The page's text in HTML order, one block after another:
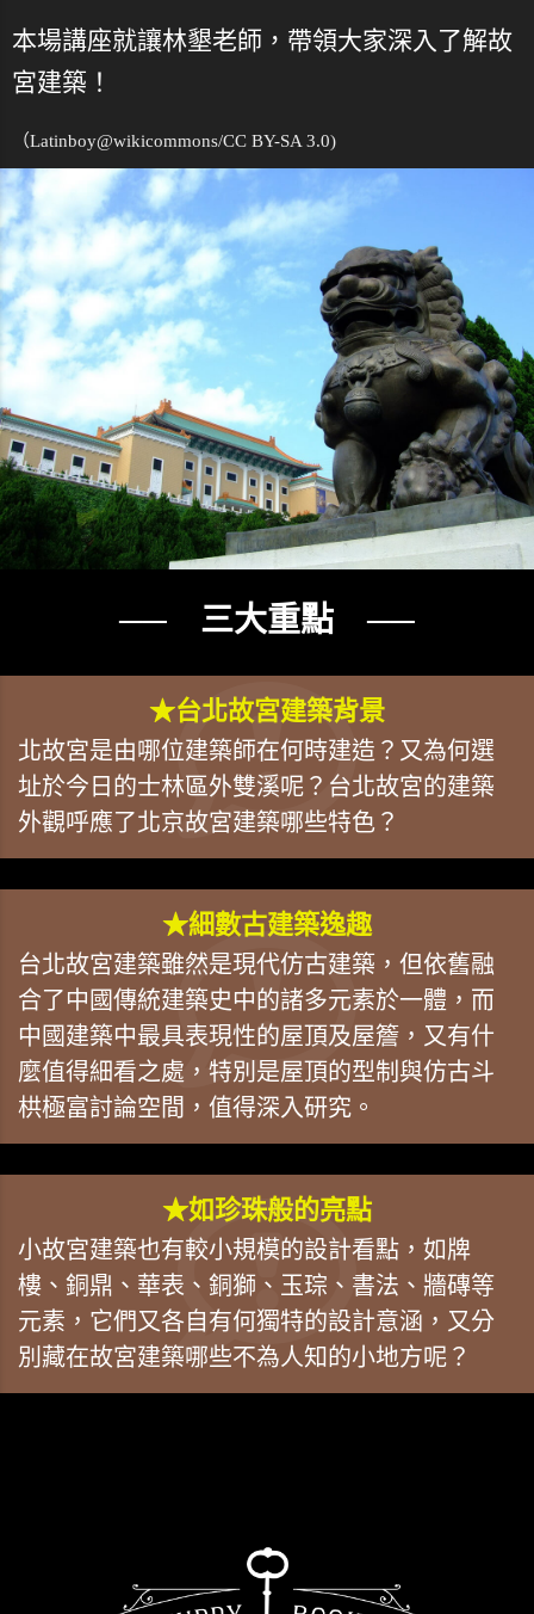
本場講座就讓林墾老師，帶領大家深入了解故
宮建築！
（Latinboy@wikicommons/CC BY-SA 3.0)
── 三大重點 ──
★台北故宮建築背景
北故宮是由哪位建築師在何時建造？又為何選
址於今日的士林區外雙溪呢？台北故宮的建築
外觀呼應了北京故宮建築哪些特色？
★細數古建築逸趣
台北故宮建築雖然是現代仿古建築，但依舊融
合了中國傳統建築史中的諸多元素於一體，而
中國建築中最具表現性的屋頂及屋簷，又有什
麼值得細看之處，特別是屋頂的型制與仿古斗
栱極富討論空間，值得深入研究。
★如珍珠般的亮點
小故宮建築也有較小規模的設計看點，如牌
樓、銅鼎、華表、銅獅、玉琮、書法、牆磚等
元素，它們又各自有何獨特的設計意涵，又分
別藏在故宮建築哪些不為人知的小地方呢？